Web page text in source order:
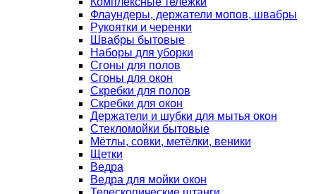
Флаундеры, держатели мопов, швабры
Рукоятки и черенки
Швабры бытовые
Наборы для уборки
Сгоны для полов
Сгоны для окон
Скребки для полов
Скребки для окон
Держатели и шубки для мытья окон
Стекломойки бытовые
Мётлы, совки, метёлки, веники
Щетки
Ведра
Ведра для мойки окон